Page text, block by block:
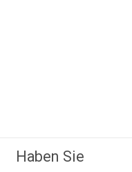
Haben Sie